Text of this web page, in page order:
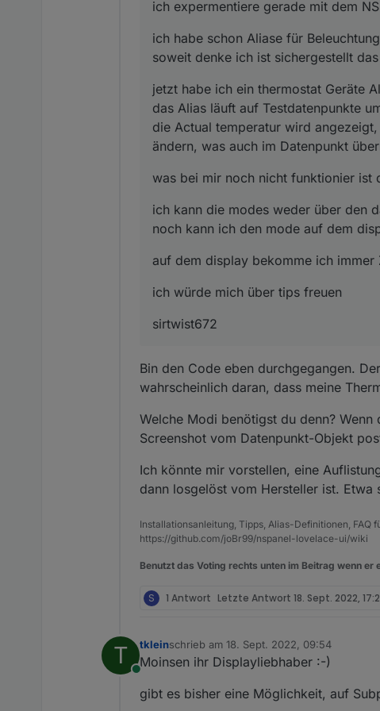
die Actual temperatur wird
was bei mir noch nicht
ich kann die modes weder
ich den mode auf dem display
auf dem display bekomme
sirtwist672
ich expermentiere gerade mit dem
ich habe schon Aliase für
soweit denke ich ist sichergestellt
jetzt habe ich ein thermostat Geräte
das Alias läuft auf Testdatenpunkte
die Actual temperatur wird
ändern, was auch im Datenpunkt
was bei mir noch nicht funktionier ist
ich kann die modes weder über den
noch kann ich den mode auf dem
auf dem display bekomme ich immer
ich würde mich über tips freuen
sirtwist672
Bin den Code eben durchgegangen.
wahrscheinlich daran, dass meine
Welche Modi benötigst du denn?
Screenshot vom Datenpunkt-Objekt
Ich könnte mir vorstellen, eine
dann losgelöst vom Hersteller ist.
Installationsanleitung, Tipps, Alias-Definitionen,
https://github.com/joBr99/nspanel-lovelace-ui/wiki
Benutzt das Voting rechts unten im Beitrag wenn er
S 1 Antwort Letzte Antwort 18. Sept. 2022,
T
Online
tkleinschrieb am 18. Sept. 2022, 09:54
zuletzt editiert von
Moinsen ihr Displayliebhaber :-)
gibt es bisher eine Möglichkeit, auf